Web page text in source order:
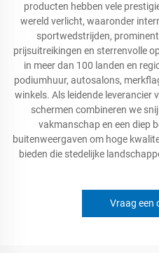
producten hebben vele
wereld verlicht, waaronder
sportwedstrijden,
prijsuitreikingen en sterrenvolle
in meer dan 100 landen en
podiumhuur, autosalons,
winkels. Als leidende leverancier
schermen combineren we
vakmanschap en een diep
buitenweergaven om hoge
bieden die stedelijke
Vraag een